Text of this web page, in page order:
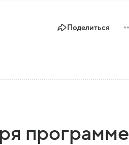
Поделиться
программе